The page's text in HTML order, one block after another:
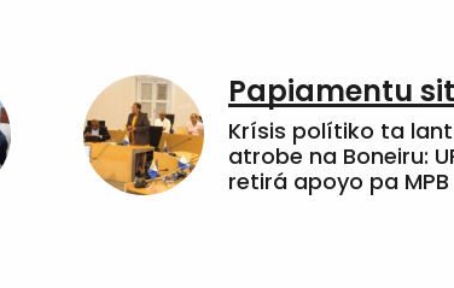
Papiamentu
Krísis polítiko ta
atrobe na Boneiru:
retirá apoyo pa MPB